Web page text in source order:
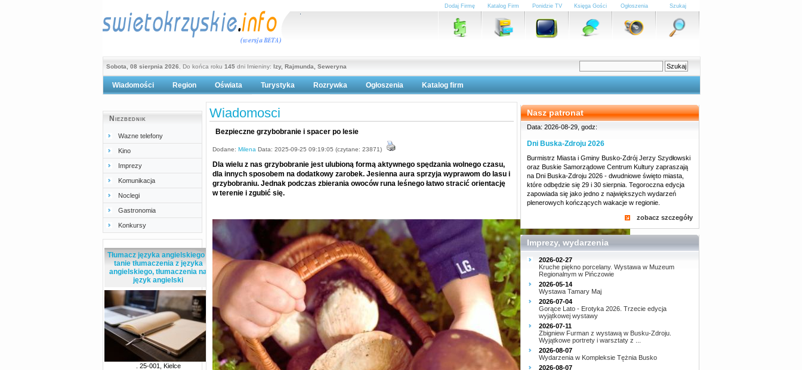
Szukaj
Ogłoszenia
Księga Gości
Ponidzie TV
Katalog Firm
Dodaj Firmę
Sobota, 08 sierpnia 2026 , Do końca roku 145 dni Imieniny: Izy, Rajmunda, Seweryna
Wiadomości Region Oświata Turystyka
Polityka prywatności
Rozrywka Ogłoszenia Katalog firm
Niezbednik
Wazne telefony
Kino
Imprezy
Komunikacja
Noclegi
Gastronomia
Konkursy
Tłumacz języka angielskiego -
tanie tłumaczenia z języka
angielskiego, tłumaczenia na
język angielski
. 25-001, Kielce
Wiadomosci
Bezpieczne grzybobranie i spacer po lesie
Dodane: Milena Data: 2025-09-25 09:19:05 (czytane: 23871)
Dla wielu z nas grzybobranie jest ulubioną formą aktywnego spędzania wolnego czasu,
dla innych sposobem na dodatkowy zarobek. Jesienna aura sprzyja wyprawom do lasu i
grzybobraniu. Jednak podczas zbierania owoców runa leśnego łatwo stracić orientację
w terenie i zgubić się.
Nasz patronat
Data: 2026-08-29, godz:
Dni Buska-Zdroju 2026
Burmistrz Miasta i Gminy Busko-Zdrój Jerzy Szydłowski
oraz Buskie Samorządowe Centrum Kultury zapraszają
na Dni Buska-Zdroju 2026 - dwudniowe święto miasta,
które odbędzie się 29 i 30 sierpnia. Tegoroczna edycja
zapowiada się jako jedno z największych wydarzeń
plenerowych kończących wakacje w regionie.
zobacz szczegóły
Imprezy, wydarzenia
2026-02-27
Kruche piękno porcelany. Wystawa w Muzeum
Regionalnym w Pińczowie
2026-05-14
Wystawa Tamary Maj
2026-07-04
Gorące Lato - Erotyka 2026. Trzecie edycja
wyjątkowej wystawy
2026-07-11
Zbigniew Furman z wystawą w Busku-Zdroju.
Wyjątkowe portrety i warsztaty z ...
2026-08-07
Wydarzenia w Kompleksie Tężnia Busko
2026-08-07